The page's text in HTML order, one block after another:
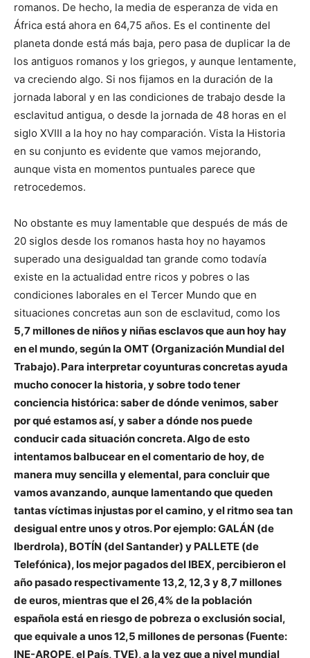
romanos. De hecho, la media de esperanza de vida en
África está ahora en 64,75 años. Es el continente del
planeta donde está más baja, pero pasa de duplicar la de
los antiguos romanos y los griegos, y aunque lentamente,
va creciendo algo. Si nos fijamos en la duración de la
jornada laboral y en las condiciones de trabajo desde la
esclavitud antigua, o desde la jornada de 48 horas en el
siglo XVIII a la hoy no hay comparación. Vista la Historia
en su conjunto es evidente que vamos mejorando,
aunque vista en momentos puntuales parece que
retrocedemos.
No obstante es muy lamentable que después de más de
20 siglos desde los romanos hasta hoy no hayamos
superado una desigualdad tan grande como todavía
existe en la actualidad entre ricos y pobres o las
condiciones laborales en el Tercer Mundo que en
situaciones concretas aun son de esclavitud, como los
5,7 millones de niños y niñas esclavos que aun hoy hay
en el mundo,según la OMT (Organización Mundial del
Trabajo).Para interpretar coyunturas concretas ayuda
mucho conocer la historia, y sobre todo tener
conciencia histórica:saber de dónde venimos, saber
por qué estamos así, y saber a dónde nos puede
conducir cada situación concreta.Algo de esto
intentamos balbucear en el comentario de hoy, de
manera muy sencilla y elemental, para concluir que
vamos avanzando, aunque lamentando que queden
tantas víctimas injustas por el camino, y el ritmo sea tan
desigual entre unos y otros. Por ejemplo: GALÁN (de
Iberdrola), BOTÍN (del Santander) y PALLETE (de
Telefónica), los mejor pagados del IBEX, percibieron el
año pasado respectivamente 13,2, 12,3 y 8,7 millones
de euros, mientras que el26,4% de la población
española está en riesgo de pobreza o exclusión social,
que equivale a unos 12,5 millones de personas (Fuente:
INE-AROPE, el País, TVE), a la vez que a nivel mundial